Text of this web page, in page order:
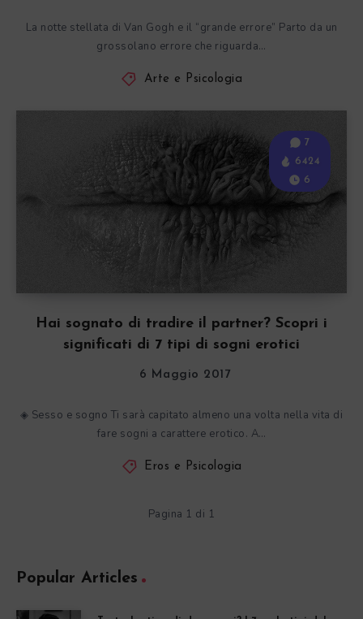
La notte stellata di Van Gogh e il “grande errore” Parto da un
grossolano errore che riguarda…
Arte e Psicologia
Hai sognato di tradire il partner? Scopri i
significati di 7 tipi di sogni erotici
7
6424
6
6 Maggio 2017
◈ Sesso e sogno Ti sarà capitato almeno una volta nella vita di
fare sogni a carattere erotico. A…
Eros e Psicologia
Pagina 1 di 1
Popular Articles